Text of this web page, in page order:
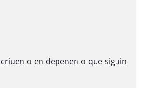
o en depenen o que siguin